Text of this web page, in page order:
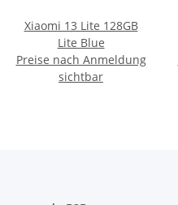
Xiaomi 13 Lite 128GB
Lite Blue
Preise nach Anmeldung
sichtbar